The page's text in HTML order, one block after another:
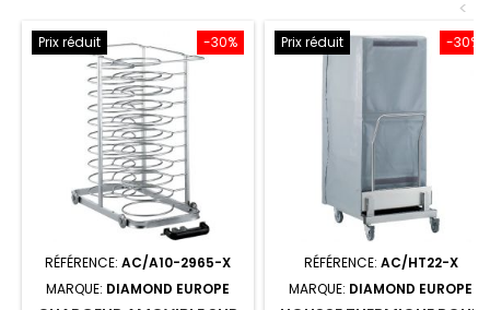
<
-30%
Prix réduit
RÉFÉRENCE: AC/A10-2965-X
MARQUE: DIAMOND EUROPE
-30%
Prix réduit
RÉFÉRENCE: AC/HT22-X
MARQUE: DIAMOND EUROPE